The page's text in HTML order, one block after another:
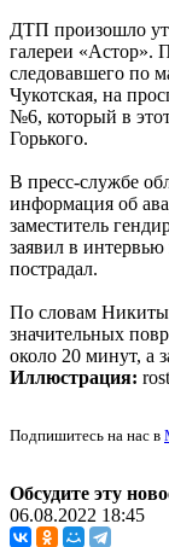
ДТП произошло
галереи «Астор».
следовавшего по
Чукотская, на
№6, который в
Горького.
В пресс-службе
информация об
заместитель
заявил в интервью
пострадал.
По словам Никиты
значительных
около 20 минут, а
Иллюстрация:
Подпишитесь на нас в
Обсудите эту
06.08.2022 18:45